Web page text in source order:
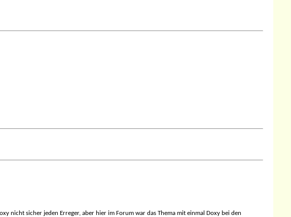
nicht sicher jeden Erreger, aber hier im Forum war das Thema mit einmal Doxy bei den